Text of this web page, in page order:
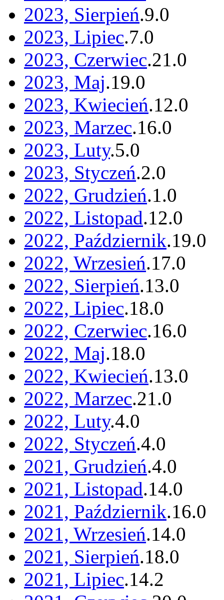
2023, Sierpień.9.0
2023, Lipiec.7.0
2023, Czerwiec.21.0
2023, Maj.19.0
2023, Kwiecień.12.0
2023, Marzec.16.0
2023, Luty.5.0
2023, Styczeń.2.0
2022, Grudzień.1.0
2022, Listopad.12.0
2022, Październik.19.0
2022, Wrzesień.17.0
2022, Sierpień.13.0
2022, Lipiec.18.0
2022, Czerwiec.16.0
2022, Maj.18.0
2022, Kwiecień.13.0
2022, Marzec.21.0
2022, Luty.4.0
2022, Styczeń.4.0
2021, Grudzień.4.0
2021, Listopad.14.0
2021, Październik.16.0
2021, Wrzesień.14.0
2021, Sierpień.18.0
2021, Lipiec.14.2